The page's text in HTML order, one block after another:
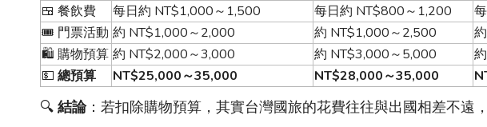
🍱 餐飲費 每日約 NT$1,000～ 1,500 每日約 NT$800～ 1,200
🎟️ 門票活動 約 NT$1,000～2,000 約 NT$1,000～2,500 約
🛍️ 購物預算 約 NT$2,000～3,000 約 NT$3,000～5,000 約
💵 總預算 NT$25,000～35,000 NT$28,000～35,000
🔍 結論：若扣除購物預算，其實台灣國旅的花費往往與出國相差不遠